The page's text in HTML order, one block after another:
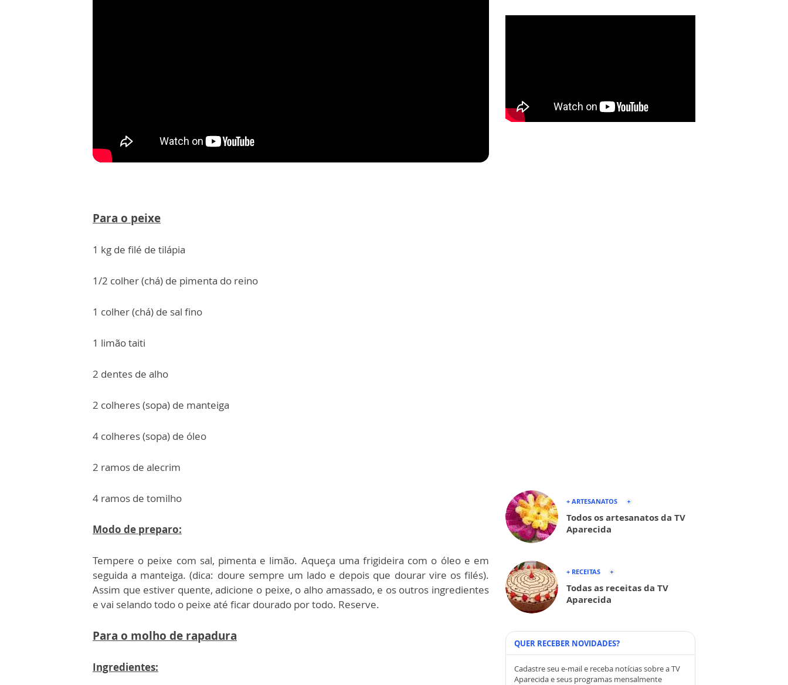
Para o peixe
1 kg de filé de tilápia
1/2 colher (chá) de pimenta do reino
1 colher (chá) de sal fino
1 limão taiti
2 dentes de alho
2 colheres (sopa) de manteiga
4 colheres (sopa) de óleo
2 ramos de alecrim
4 ramos de tomilho
Modo de preparo:
Tempere o peixe com sal, pimenta e limão. Aqueça uma frigideira com o óleo e em
seguida a manteiga. (dica: doure sempre um lado e depois que dourar vire os filés).
Assim que estiver quente, adicione o peixe, o alho amassado, e os outros ingredientes
e vai selando todo o peixe até ficar dourado por todo. Reserve.
Para o molho de rapadura
Ingredientes:
+ ARTESANATOS
Todos os artesanatos da TV
Aparecida
+ RECEITAS
Todas as receitas da TV
Aparecida
QUER RECEBER NOVIDADES?
Cadastre seu e-mail e receba notícias sobre a TV
Aparecida e seus programas mensalmente